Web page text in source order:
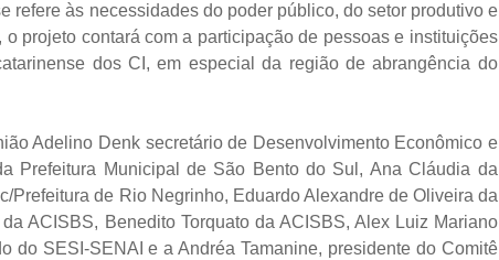
refere às necessidades do poder público, do setor produtivo e
projeto contará com a participação de pessoas e instituições
dos CI, em especial da região de abrangência do
Adelino Denk secretário de Desenvolvimento Econômico e
Prefeitura Municipal de São Bento do Sul, Ana Cláudia da
Prefeitura de Rio Negrinho, Eduardo Alexandre de Oliveira da
ACISBS, Benedito Torquato da ACISBS, Alex Luiz Mariano
do SESI-SENAI e a Andréa Tamanine, presidente do Comitê